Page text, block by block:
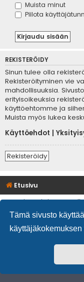
Tämä sivusto
Muista minut
Piilota
REKISTERÖIDY
Sinun tulee olla
Rekisteröityminen vie
mahdollisuuksia.
erityisoikeuksia
käyttöehtomme ja
Muista myös lukea
Käyttöehdot
Rekisteröidy
Etusivu
Flat Style byIan